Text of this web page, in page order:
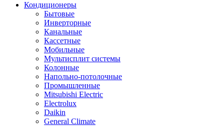
Кондиционеры
Бытовые
Инверторные
Канальные
Кассетные
Мобильные
Мультисплит системы
Колонные
Напольно-потолочные
Промышленные
Mitsubishi Electric
Electrolux
Daikin
General Climate